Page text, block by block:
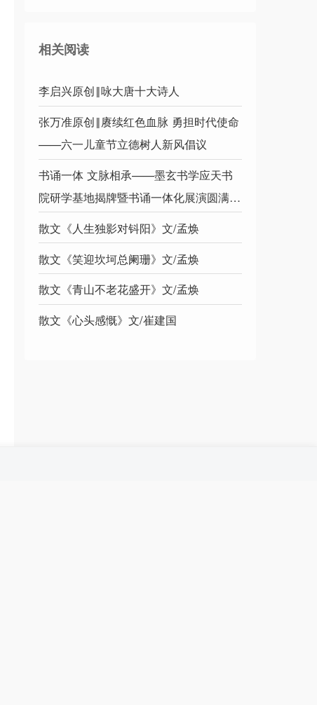
相关阅读
李启兴原创‖咏大唐十大诗人
张万准原创‖赓续红色血脉 勇担时代使命
——六一儿童节立德树人新风倡议
书诵一体 文脉相承——墨玄书学应天书
院研学基地揭牌暨书诵一体化展演圆满落
幕
散文《人生独影对钭阳》文/孟焕
散文《笑迎坎坷总阑珊》文/孟焕
散文《青山不老花盛开》文/孟焕
散文《心头感慨》文/崔建国